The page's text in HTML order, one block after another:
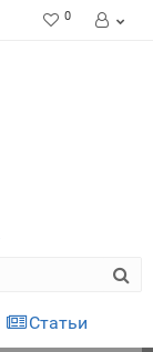
0
Статьи